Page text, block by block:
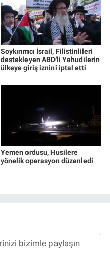
Soykırımcı İsrail, Filistinlileri
destekleyen ABD'li Yahudilerin
ülkeye giriş iznini iptal etti
Yemen ordusu, Husilere
yönelik operasyon düzenledi